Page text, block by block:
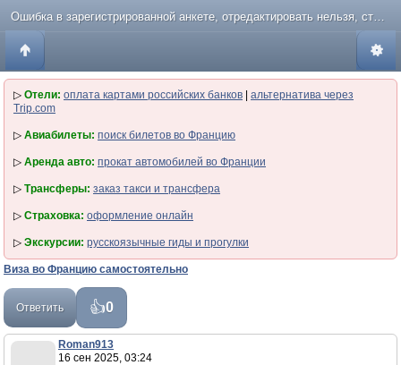
Ошибка в зарегистрированной анкете, отредактировать нельзя, стоит ли идти в ВЦ?
▷ Отели: оплата картами российских банков
альтернатива через
Trip.com
▷ Авиабилеты: поиск билетов во Францию
▷ Аренда авто: прокат автомобилей во Франции
▷ Трансферы: заказ такси и трансфера
▷ Страховка: оформление онлайн
▷ Экскурсии: русскоязычные гиды и прогулки
Виза во Францию самостоятельно
Ответить 0
Roman913
16 сен 2025, 03:24